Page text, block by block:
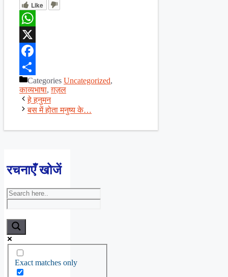
Like
WhatsApp
X
Facebook
ShareCategories Uncategorized,
काव्यभाषा,ग़ज़ल
हे हनुमन
बस में होता मनुष्य के…
रचनाएँ खोजें
Exact matches only